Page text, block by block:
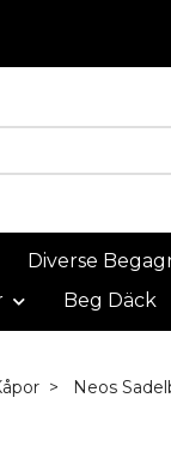
Diverse
Beg Däck
Neos